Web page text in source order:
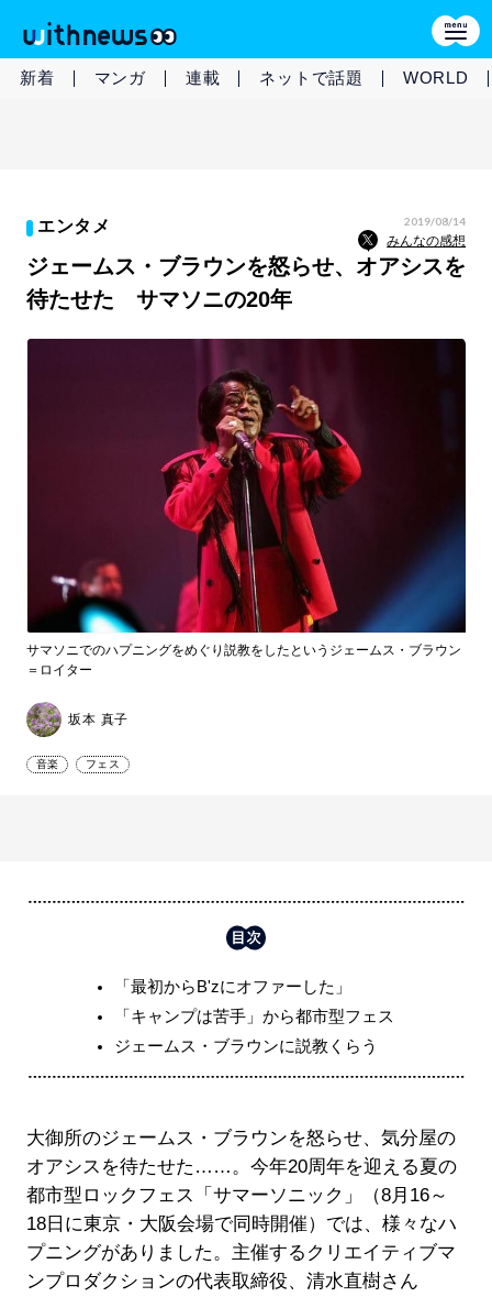
新着 マンガ 連載 ネットで話題 WORLD
エンタメ 2019/08/14
みんなの感想
ジェームス・ブラウンを怒らせ、オアシスを
待たせた サマソニの20年
サマソニでのハプニングをめぐり説教をしたというジェームス・ブラウン
＝ロイター
坂本 真子
音楽 フェス
「最初からB'zにオファーした」
「キャンプは苦手」から都市型フェス
ジェームス・ブラウンに説教くらう
大御所のジェームス・ブラウンを怒らせ、気分屋の
オアシスを待たせた……。今年20周年を迎える夏の
都市型ロックフェス「サマーソニック」（8月16～
18日に東京・大阪会場で同時開催）では、様々なハ
プニングがありました。主催するクリエイティブマ
ンプロダクションの代表取締役、清水直樹さん